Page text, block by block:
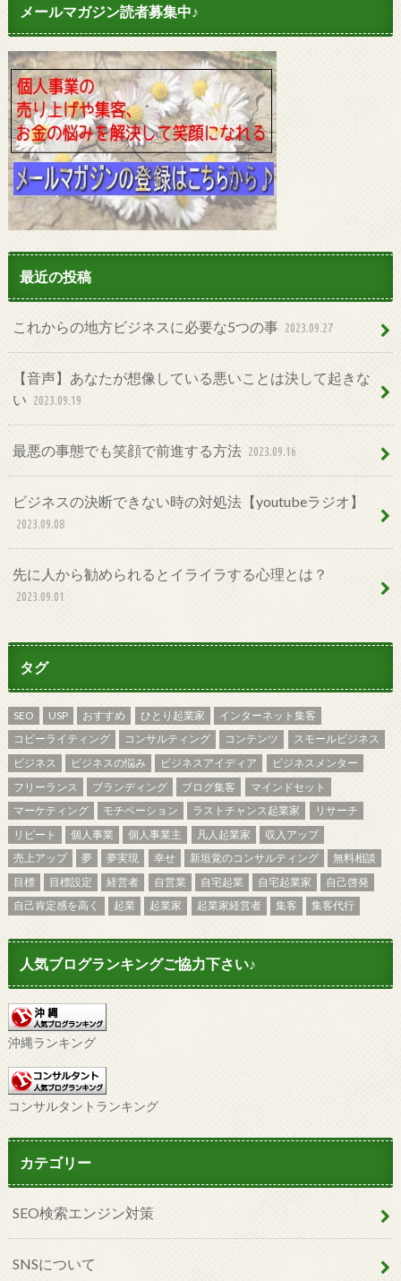
メールマガジン読者募集中♪
最近の投稿
これからの地方ビジネスに必要な5つの事 2023.09.27
【音声】あなたが想像している悪いことは決して起きな
い 2023.09.19
最悪の事態でも笑顔で前進する方法 2023.09.16
ビジネスの決断できない時の対処法【youtubeラジオ】
2023.09.08
先に人から勧められるとイライラする心理とは？
2023.09.01
タグ
SEO USP おすすめ ひとり起業家
インターネット集客
コピーライティング
コンサルティング コンテンツ
スモールビジネス
ビジネス
ビジネスの悩み ビジネスアイディア
ビジネスメンター
フリーランス
ブランディング ブログ集客
マインドセット
マーケティング
モチベーション ラストチャンス起業家
リサーチ
リピート
個人事業 個人事業主 凡人起業家
収入アップ
売上アップ
夢 夢実現 幸せ 新垣覚のコンサルティング
無料相談
目標
目標設定 経営者 自営業 自宅起業 自宅起業家
自己啓発
自己肯定感を高く
起業 起業家 起業家経営者 集客 集客代行
人気ブログランキングご協力下さい♪
沖縄ランキング
コンサルタントランキング
カテゴリー
SEO検索エンジン対策
SNSについて